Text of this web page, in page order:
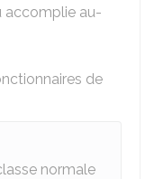
accomplie au-
de
normale